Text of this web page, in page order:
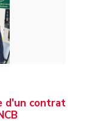
d'un contrat